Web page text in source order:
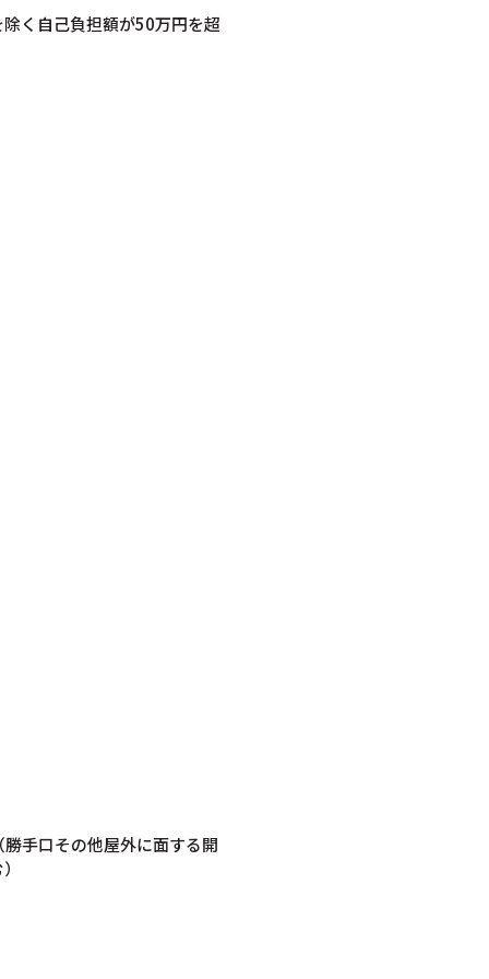
く自己負担額が50万円を超
手口その他屋外に面する開